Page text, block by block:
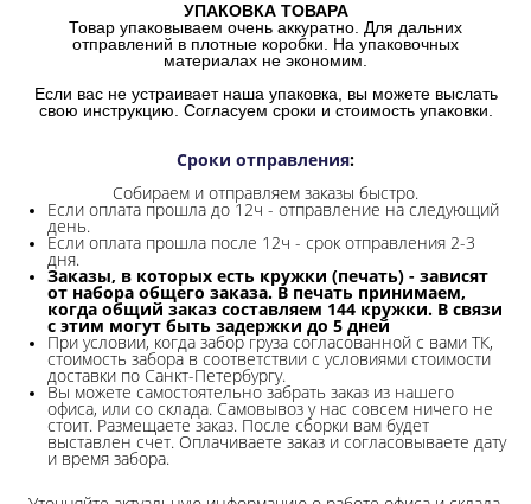
УПАКОВКА ТОВАРА
Товар упаковываем очень аккуратно. Для дальних
отправлений в плотные коробки. На упаковочных
материалах не экономим.
Если вас не устраивает наша упаковка, вы можете выслать
свою инструкцию. Согласуем сроки и стоимость упаковки.
Сроки отправления:
Собираем и отправляем заказы быстро.
Если оплата прошла до 12ч - отправление на следующий
день.
Если оплата прошла после 12ч - срок отправления 2-3
дня.
Заказы, в которых есть кружки (печать) - зависят
от набора общего заказа. В печать принимаем,
когда общий заказ составляем 144 кружки. В связи
с этим могут быть задержки до 5 дней
При условии, когда забор груза согласованной с вами ТК,
стоимость забора в соответствии с условиями стоимости
доставки по Санкт-Петербургу.
Вы можете самостоятельно забрать заказ из нашего
офиса, или со склада. Самовывоз у нас совсем ничего не
стоит. Размещаете заказ. После сборки вам будет
выставлен счет. Оплачиваете заказ и согласовываете дату
и время забора.